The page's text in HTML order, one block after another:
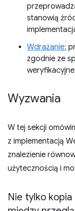
stanowią
Wdrażanie:
zgodnie ze
Wyzwania
W tej sekcji
z implementacją
znalezienie
użytecznością i
Nie tylko